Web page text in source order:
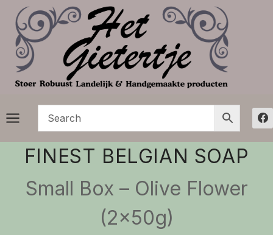
Doorgaan
naar
inhoud
FINEST BELGIAN SOAP
Small Box – Olive Flower
(2x50g)